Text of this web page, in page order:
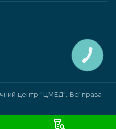
центр "ЦМЕД". Всі права
КНОПКА
ЗВ'ЯЗКУ